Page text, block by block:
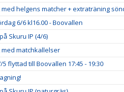
helgens matcher + extraträning
6/6 kl16.00 - Boovallen
Skuru IP (4/6)
matchkallelser
flyttad till Boovallen 17:45 - 19:30